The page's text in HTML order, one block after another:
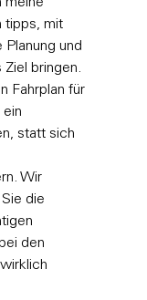
tipps, mit
und
bringen.
Fahrplan für
ein
statt sich
Wir
die
den